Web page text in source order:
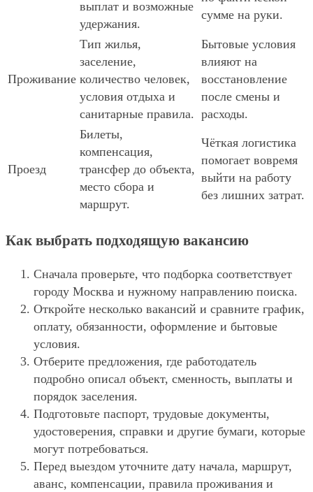
выплат и возможные
удержания.
сумме на руки.
Проживание
Тип жилья,
заселение,
количество человек,
условия отдыха и
санитарные правила.
Бытовые условия
влияют на
восстановление
после смены и
расходы.
Проезд
Билеты,
компенсация,
трансфер до объекта,
место сбора и
маршрут.
Чёткая логистика
помогает вовремя
выйти на работу
без лишних затрат.
Как выбрать подходящую вакансию
Сначала проверьте, что подборка соответствует
городу Москва и нужному направлению поиска.
Откройте несколько вакансий и сравните график,
оплату, обязанности, оформление и бытовые
условия.
Отберите предложения, где работодатель
подробно описал объект, сменность, выплаты и
порядок заселения.
Подготовьте паспорт, трудовые документы,
удостоверения, справки и другие бумаги, которые
могут потребоваться.
Перед выездом уточните дату начала, маршрут,
аванс, компенсации, правила проживания и